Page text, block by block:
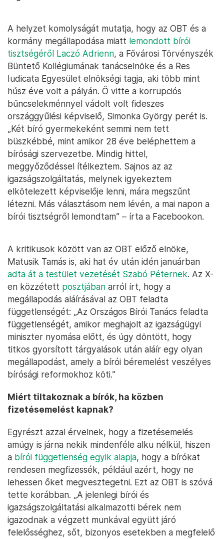
A helyzet komolyságát mutatja, hogy az OBT és a
kormány megállapodása miatt lemondott bírói
tisztségéről Laczó Adrienn, a Fővárosi Törvényszék
Büntető Kollégiumának tanácselnöke és a Res
Iudicata Egyesület elnökségi tagja, aki több mint
húsz éve volt a pályán. Ő vitte a korrupciós
bűncselekménnyel vádolt volt fideszes
országgyűlési képviselő, Simonka György perét is.
„Két bíró gyermekeként semmi nem tett
büszkébbé, mint amikor 28 éve beléphettem a
bírósági szervezetbe. Mindig hittel,
meggyőződéssel ítélkeztem. Sajnos az az
igazságszolgáltatás, melynek igyekeztem
elkötelezett képviselője lenni, mára megszűnt
létezni. Más választásom nem lévén, a mai napon a
bírói tisztségről lemondtam” – írta a Facebookon.
A kritikusok között van az OBT előző elnöke,
Matusik Tamás is, aki hat év után idén januárban
adta át a testület vezetését Szabó Péternek. Az X-
en közzétett posztjában arról írt, hogy a
megállapodás aláírásával az OBT feladta
függetlenségét: „Az Országos Bírói Tanács feladta
függetlenségét, amikor meghajolt az igazságügyi
miniszter nyomása előtt, és úgy döntött, hogy
titkos gyorsított tárgyalások után aláír egy olyan
megállapodást, amely a bírói béremelést veszélyes
bírósági reformokhoz köti.”
Miért tiltakoznak a bírók, ha közben
fizetésemelést kapnak?
Egyrészt azzal érvelnek, hogy a fizetésemelés
amúgy is járna nekik mindenféle alku nélkül, hiszen
a bírói függetlenség egyik alapja, hogy a bírókat
rendesen megfizessék, például azért, hogy ne
lehessen őket megvesztegetni. Ezt az OBT is szóvá
tette korábban. „A jelenlegi bírói és
igazságszolgáltatási alkalmazotti bérek nem
igazodnak a végzett munkával együtt járó
felelősséghez, sőt, bizonyos esetekben a megfelelő